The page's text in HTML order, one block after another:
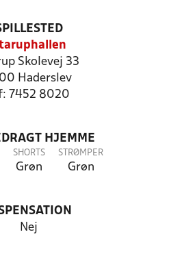
Skolevej 33
Haderslev
7452 8020
HJEMME
SHORTS
Grøn
STRØMPER
Grøn
Nej